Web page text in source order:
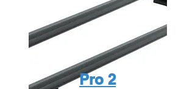
Pro 2